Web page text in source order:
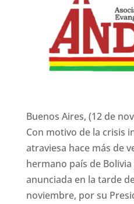
Buenos Aires, (12 de
Con motivo de la crisis
atraviesa hace más de
hermano país de
anunciada en la tarde
noviembre, por su